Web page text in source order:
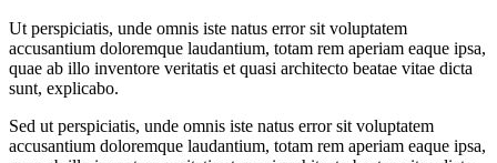
Ut perspiciatis, unde omnis iste natus error sit voluptatem
accusantium doloremque laudantium, totam rem aperiam eaque ipsa,
quae ab illo inventore veritatis et quasi architecto beatae vitae dicta
sunt, explicabo.
Sed ut perspiciatis, unde omnis iste natus error sit voluptatem
accusantium doloremque laudantium, totam rem aperiam eaque ipsa,